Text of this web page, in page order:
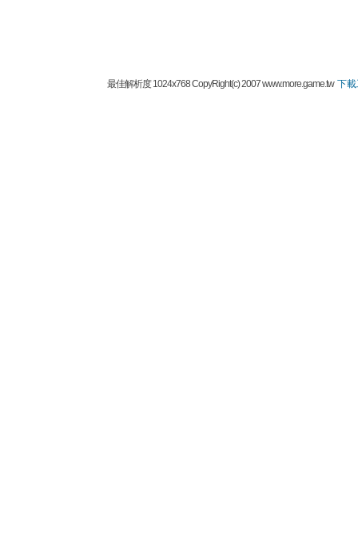
最佳解析度 1024x768 CopyRight(c) 2007 www.more.game.tw 下